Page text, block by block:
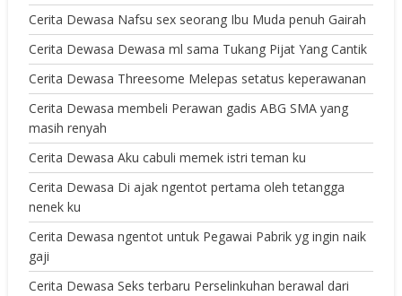
Cerita Dewasa Nafsu sex seorang Ibu Muda penuh Gairah
Cerita Dewasa Dewasa ml sama Tukang Pijat Yang Cantik
Cerita Dewasa Threesome Melepas setatus keperawanan
Cerita Dewasa membeli Perawan gadis ABG SMA yang
masih renyah
Cerita Dewasa Aku cabuli memek istri teman ku
Cerita Dewasa Di ajak ngentot pertama oleh tetangga
nenek ku
Cerita Dewasa ngentot untuk Pegawai Pabrik yg ingin naik
gaji
Cerita Dewasa Seks terbaru Perselinkuhan berawal dari